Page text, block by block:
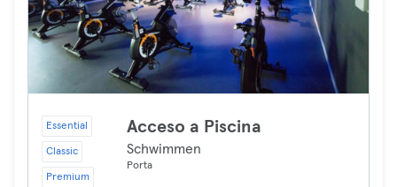
Essential
Classic
Premium
Acceso a Piscina
Schwimmen
Porta